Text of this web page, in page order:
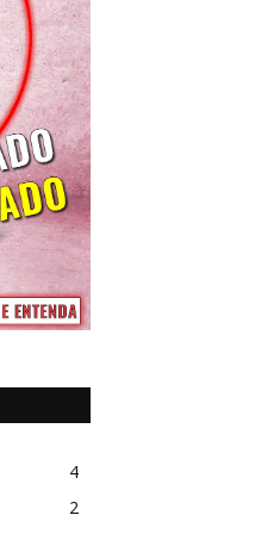
4
2